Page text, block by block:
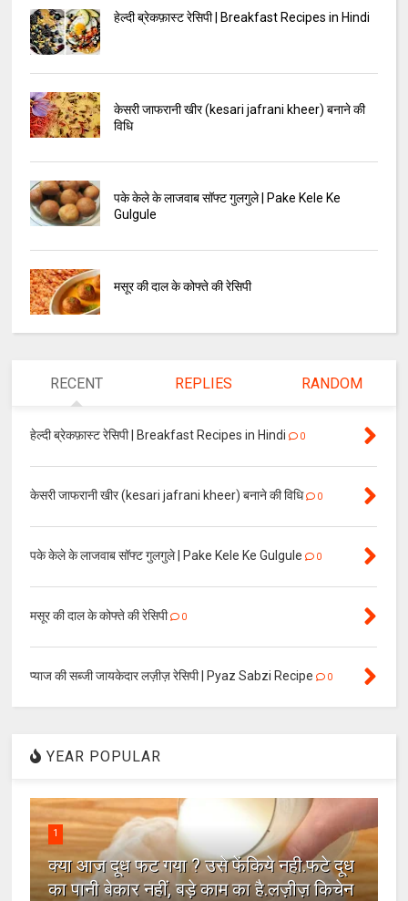
हेल्दी ब्रेकफ़ास्ट रेसिपी | Breakfast Recipes in Hindi
केसरी जाफरानी खीर (kesari jafrani kheer) बनाने की
विधि
पके केले के लाजवाब सॉफ्ट गुलगुले | Pake Kele Ke
Gulgule
मसूर की दाल के कोफ्ते की रेसिपी
RECENT REPLIES RANDOM
हेल्दी ब्रेकफ़ास्ट रेसिपी | Breakfast Recipes in Hindi 0
केसरी जाफरानी खीर (kesari jafrani kheer) बनाने की विधि 0
पके केले के लाजवाब सॉफ्ट गुलगुले | Pake Kele Ke Gulgule 0
मसूर की दाल के कोफ्ते की रेसिपी 0
प्याज की सब्जी जायकेदार लज़ीज़ रेसिपी | Pyaz Sabzi Recipe 0
YEAR POPULAR
1
क्या आज दूध फट गया ? उसे फेंकिये नही.फटे दूध
का पानी बेकार नहीं, बड़े काम का है.लज़ीज़ किचेन